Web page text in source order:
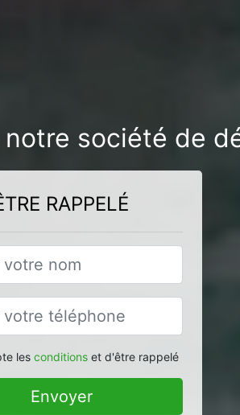
société de
RAPPELÉ
les conditionset d'être rappelé
Envoyer